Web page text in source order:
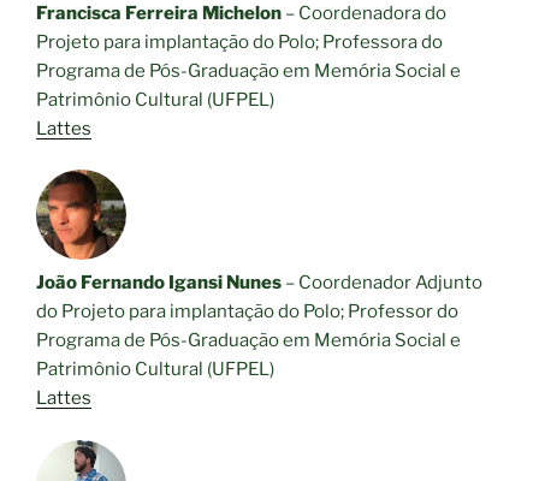
Francisca Ferreira Michelon – Coordenadora do
Projeto para implantação do Polo; Professora do
Programa de Pós-Graduação em Memória Social e
Patrimônio Cultural (UFPEL)
Lattes
João Fernando Igansi Nunes – Coordenador Adjunto
do Projeto para implantação do Polo; Professor do
Programa de Pós-Graduação em Memória Social e
Patrimônio Cultural (UFPEL)
Lattes